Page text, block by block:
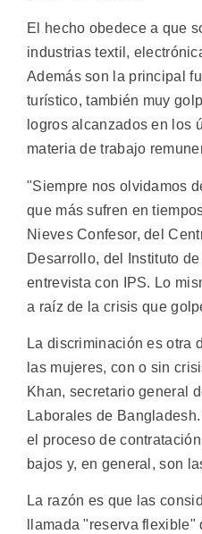
El hecho obedece a que
industrias textil,
Además son la principal
turístico, también muy
logros alcanzados en los
materia de trabajo
"Siempre nos olvidamos
que más sufren en
Nieves Confesor, del
Desarrollo, del Instituto
entrevista con IPS. Lo
a raíz de la crisis que
La discriminación es otra
las mujeres, con o sin
Khan, secretario general
Laborales de
el proceso de
bajos y, en general, son
La razón es que las
llamada "reserva